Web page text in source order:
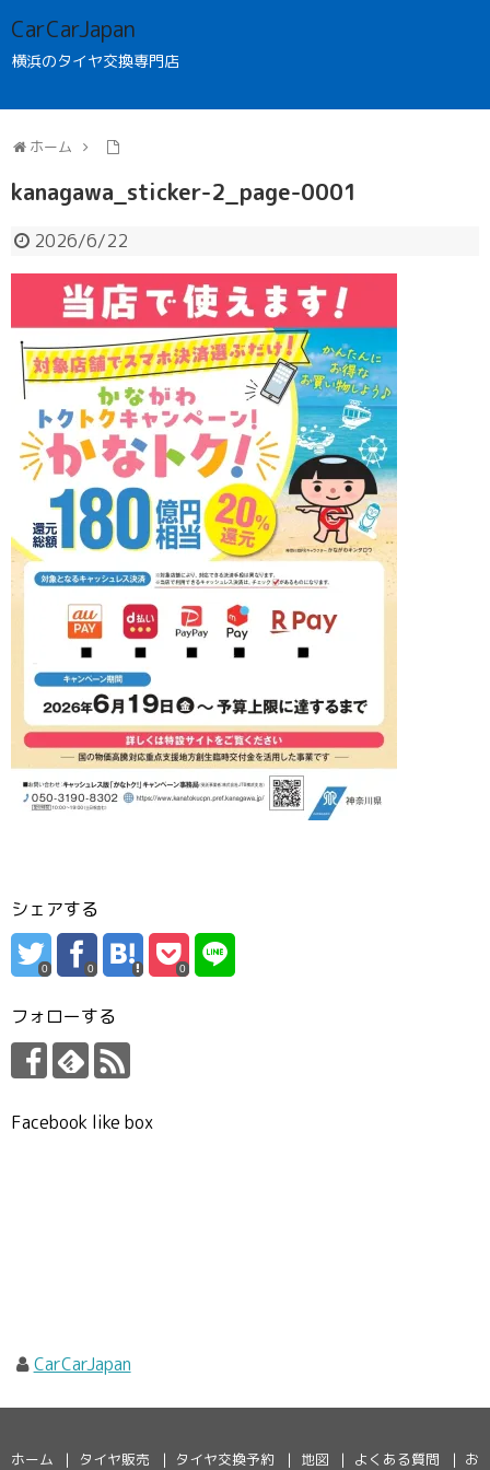
CarCarJapan
横浜のタイヤ交換専門店
ホーム
kanagawa_sticker-2_page-0001
2026/6/22
シェアする
0 0 0
フォローする
Facebook like box
CarCarJapan
ホーム タイヤ販売 タイヤ交換予約 地図 よくある質問
お